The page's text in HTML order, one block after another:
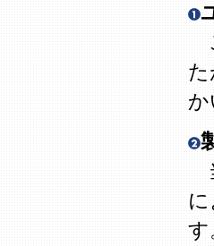
す